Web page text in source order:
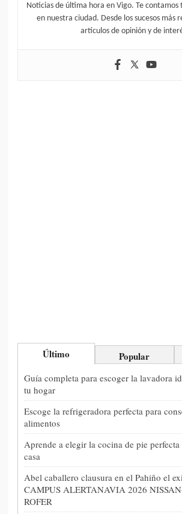
Noticias de última hora en Vigo. Te contamos
en nuestra ciudad. Desde los sucesos más
artículos de opinión y de
Último Popular
Guía completa para escoger la lavadora
tu hogar
Escoge la refrigeradora perfecta para
alimentos
Aprende a elegir la cocina de pie perfecta
casa
Abel caballero clausura en el Pahiño el
CAMPUS ALERTANAVIA 2026
ROFER